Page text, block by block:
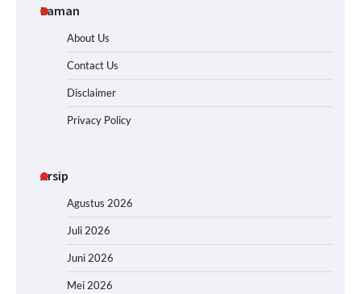
Laman
About Us
Contact Us
Disclaimer
Privacy Policy
Arsip
Agustus 2026
Juli 2026
Juni 2026
Mei 2026